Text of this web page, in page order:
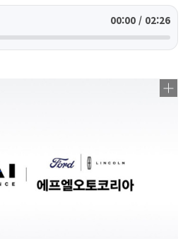
00:00 / 02:26